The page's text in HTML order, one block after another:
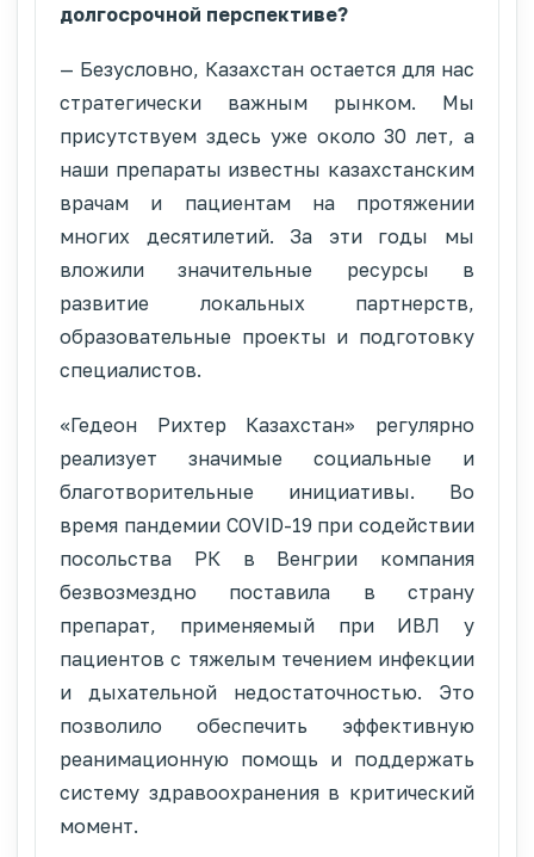
долгосрочной перспективе?
— Безусловно, Казахстан остается для нас
стратегически важным рынком. Мы
присутствуем здесь уже около 30 лет, а
наши препараты известны казахстанским
врачам и пациентам на протяжении
многих десятилетий. За эти годы мы
вложили значительные ресурсы в
развитие локальных партнерств,
образовательные проекты и подготовку
специалистов.
«Гедеон Рихтер Казахстан» регулярно
реализует значимые социальные и
благотворительные инициативы. Во
время пандемии COVID-19 при содействии
посольства РК в Венгрии компания
безвозмездно поставила в страну
препарат, применяемый при ИВЛ у
пациентов с тяжелым течением инфекции
и дыхательной недостаточностью. Это
позволило обеспечить эффективную
реанимационную помощь и поддержать
систему здравоохранения в критический
момент.